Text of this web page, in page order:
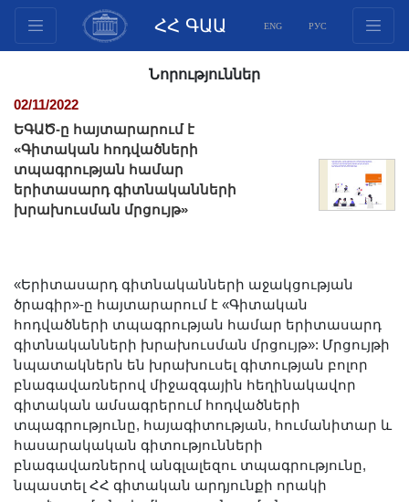
ՀՀ ԳԱԱ ENG РУС
Փաստաթղթեր
Ինովացիոն առաջարկներ
Հրատարակություններ
Մրցույթներ
Միջազգային
համագործակցություն
Երիտասարդական
ծրագրեր
Լուսանկարներ
Տեսադարան
Վեբ ռեսուրսներ
Նորություններ
02/11/2022
ԵԳԱԾ-ը հայտարարում է
«Գիտական հոդվածների
տպագրության համար
երիտասարդ գիտնականների
խրախուսման մրցույթ»
«Երիտասարդ գիտնականների աջակցության
ծրագիր»-ը հայտարարում է «Գիտական
հոդվածների տպագրության համար երիտասարդ
գիտնականների խրախուսման մրցույթ»: Մրցույթի
նպատակներն են խրախուսել գիտության բոլոր
բնագավառներով միջազգային հեղինակավոր
գիտական ամսագրերում հոդվածների
տպագրությունը, հայագիտության, հումանիտար և
հասարակական գիտությունների
բնագավառներով անգլալեզու տպագրությունը,
նպաստել ՀՀ գիտական արդյունքի որակի